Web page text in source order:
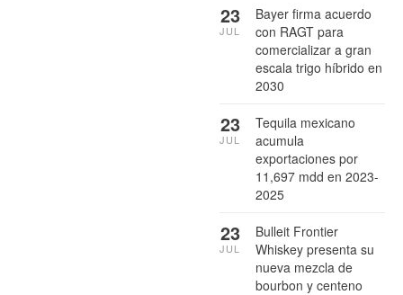
Bayer firma acuerdo
con RAGT para
comercializar a gran
escala trigo híbrido en
2030
23
JUL
Tequila mexicano
acumula
exportaciones por
11,697 mdd en 2023-
2025
23
JUL
Bulleit Frontier
Whiskey presenta su
nueva mezcla de
bourbon y centeno
23
JUL